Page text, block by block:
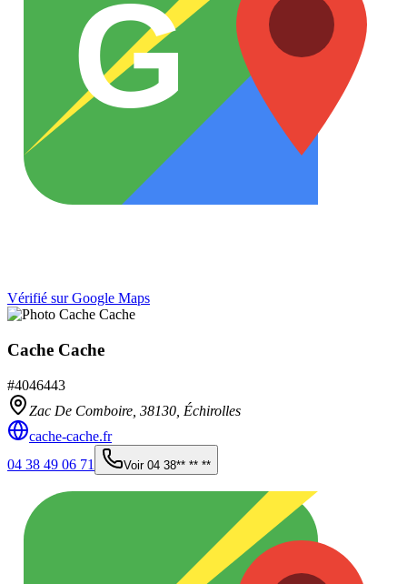
G
Vérifié sur Google Maps
Cache Cache
#4046443
Zac De Comboire, 38130 Échirolles
cache-cache.fr
04 38 49 06 71
Voir 04 38** ** **